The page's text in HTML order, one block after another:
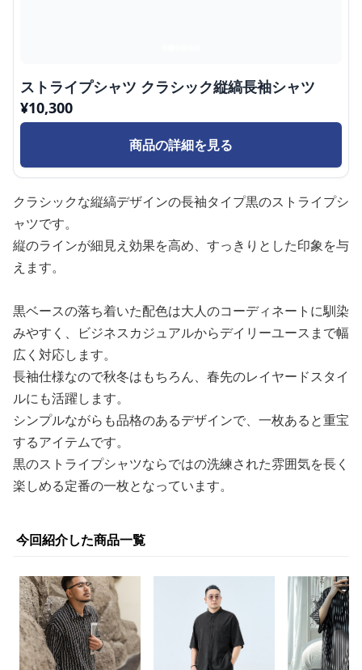
ストライプシャツ クラシック縦縞長袖シャツ
¥10,300
商品の詳細を見る
クラシックな縦縞デザインの長袖タイプ黒のストライプシ
ャツです。
縦のラインが細見え効果を高め、すっきりとした印象を与
えます。
黒ベースの落ち着いた配色は大人のコーディネートに馴染
みやすく、ビジネスカジュアルからデイリーユースまで幅
広く対応します。
長袖仕様なので秋冬はもちろん、春先のレイヤードスタイ
ルにも活躍します。
シンプルながらも品格のあるデザインで、一枚あると重宝
するアイテムです。
黒のストライプシャツならではの洗練された雰囲気を長く
楽しめる定番の一枚となっています。
今回紹介した商品一覧